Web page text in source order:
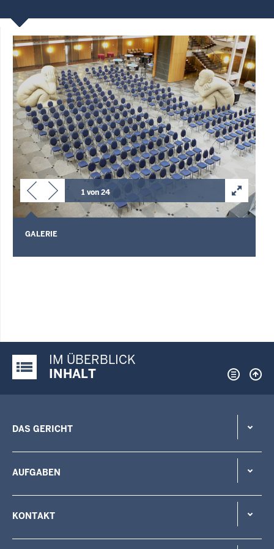
1 von 24
GALERIE
Justiz-Portal im Überblick:
IM ÜBERBLICK
INHALT
DAS GERICHT
AUFGABEN
KONTAKT